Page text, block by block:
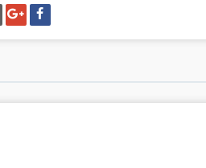
شارك
على
فيسبوك